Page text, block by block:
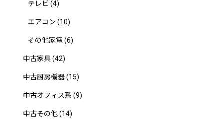
テレビ (4)
エアコン (10)
その他家電(6)
中古家具(42)
中古厨房機器(15)
中古オフィス系 (9)
中古その他(14)